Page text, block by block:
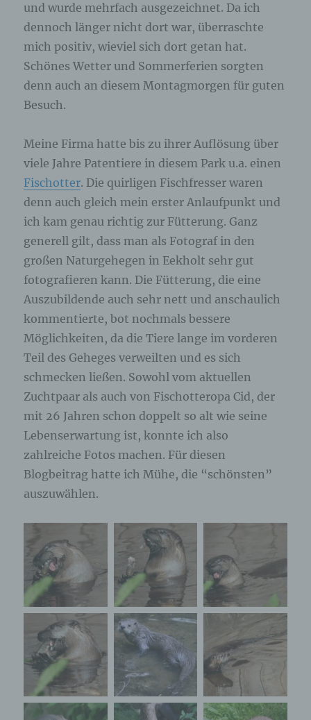
und wurde mehrfach ausgezeichnet. Da ich
dennoch länger nicht dort war, überraschte
mich positiv, wieviel sich dort getan hat.
Schönes Wetter und Sommerferien sorgten
denn auch an diesem Montagmorgen für guten
Besuch.
Meine Firma hatte bis zu ihrer Auflösung über
viele Jahre Patentiere in diesem Park u.a. einen
Fischotter. Die quirligen Fischfresser waren
denn auch gleich mein erster Anlaufpunkt und
ich kam genau richtig zur Fütterung. Ganz
generell gilt, dass man als Fotograf in den
großen Naturgehegen in Eekholt sehr gut
fotografieren kann. Die Fütterung, die eine
Auszubildende auch sehr nett und anschaulich
kommentierte, bot nochmals bessere
Möglichkeiten, da die Tiere lange im vorderen
Teil des Geheges verweilten und es sich
schmecken ließen. Sowohl vom aktuellen
Zuchtpaar als auch von Fischotteropa Cid, der
mit 26 Jahren schon doppelt so alt wie seine
Lebenserwartung ist, konnte ich also
zahlreiche Fotos machen. Für diesen
Blogbeitrag hatte ich Mühe, die “schönsten”
auszuwählen.